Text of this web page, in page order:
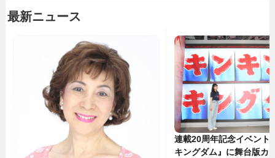
最新ニュース
連載20周年記念イベント
キングダム』に舞台版カ